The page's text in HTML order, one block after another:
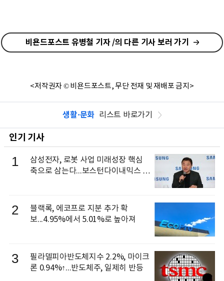
비욘드포스트 유병철 기자 /의 다른 기사 보러 가기
<저작권자 © 비욘드포스트, 무단 전재 및 재배포 금지>
생활·문화 리스트 바로가기
인기 기사
1
삼성전자, 로봇 사업 미래성장 핵심
축으로 삼는다...보스턴다이내믹스 출
2
블랙록, 에코프로 지분 추가 확
보...4.95%에서 5.01%로 높아져
3
필라델피아반도체지수 2.2%, 마이크
론 0.94%↑...반도체주, 일제히 반등